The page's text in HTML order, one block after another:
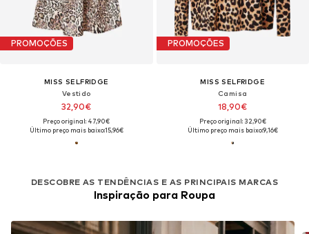
PROMOÇÕES
MISS SELFRIDGE
Vestido
32,90€
Preço original: 47,90€
Último preço mais baixo:15,96€
PROMOÇÕES
MISS SELFRIDGE
Camisa
18,90€
Preço original: 32,90€
Último preço mais baixo:9,16€
DESCOBRE AS TENDÊNCIAS E AS PRINCIPAIS MARCAS
Inspiração para Roupa